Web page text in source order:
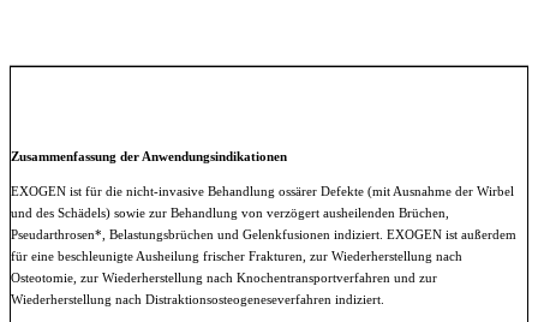
Zusammenfassung der Anwendungsindikationen
EXOGEN ist für die nicht-invasive Behandlung ossärer Defekte (mit Ausnahme der Wirbel
und des Schädels) sowie zur Behandlung von verzögert ausheilenden Brüchen,
Pseudarthrosen*, Belastungsbrüchen und Gelenkfusionen indiziert. EXOGEN ist außerdem
für eine beschleunigte Ausheilung frischer Frakturen, zur Wiederherstellung nach
Osteotomie, zur Wiederherstellung nach Knochentransportverfahren und zur
Wiederherstellung nach Distraktionsosteogeneseverfahren indiziert.